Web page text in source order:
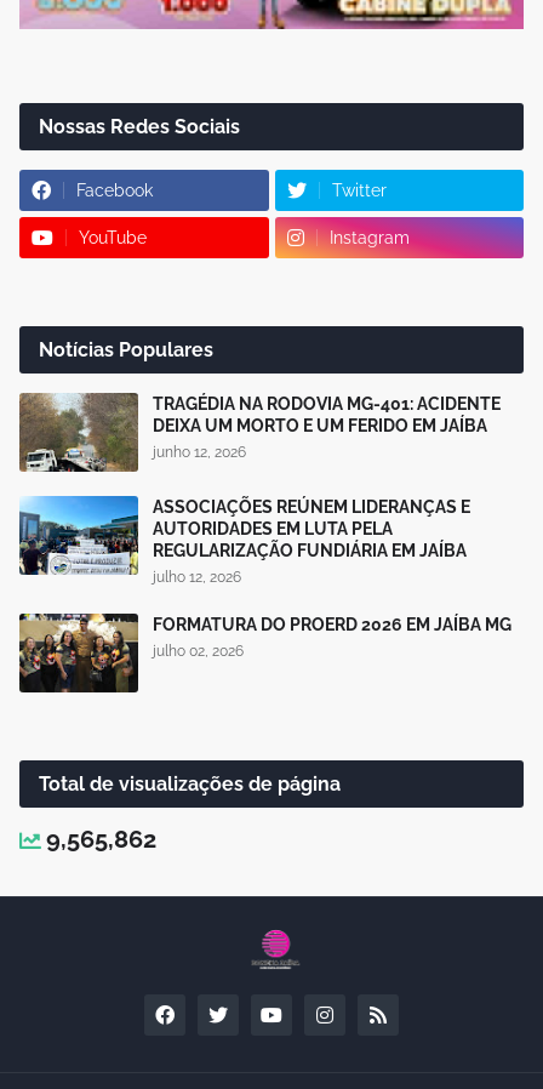
Nossas Redes Sociais
Facebook Twitter
YouTube Instagram
Notícias Populares
TRAGÉDIA NA RODOVIA MG-401: ACIDENTE
DEIXA UM MORTO E UM FERIDO EM JAÍBA
junho 12, 2026
ASSOCIAÇÕES REÚNEM LIDERANÇAS E
AUTORIDADES EM LUTA PELA
REGULARIZAÇÃO FUNDIÁRIA EM JAÍBA
julho 12, 2026
FORMATURA DO PROERD 2026 EM JAÍBA MG
julho 02, 2026
Total de visualizações de página
9,565,862